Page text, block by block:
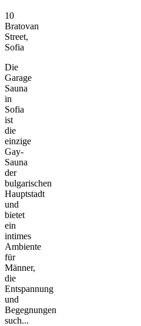
10
Bratovan
Street,
Sofia
Die
Garage
Sauna
in
Sofia
ist
die
einzige
Gay-
Sauna
der
bulgarischen
Hauptstadt
und
bietet
ein
intimes
Ambiente
für
Männer,
die
Entspannung
und
Begegnungen
such...